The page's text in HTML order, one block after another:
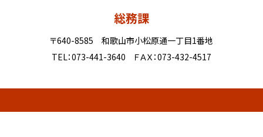
総務課
〒640-8585 和歌山市小松原通一丁目1番地
TEL：073-441-3640 ＦＡＸ：073-432-4517